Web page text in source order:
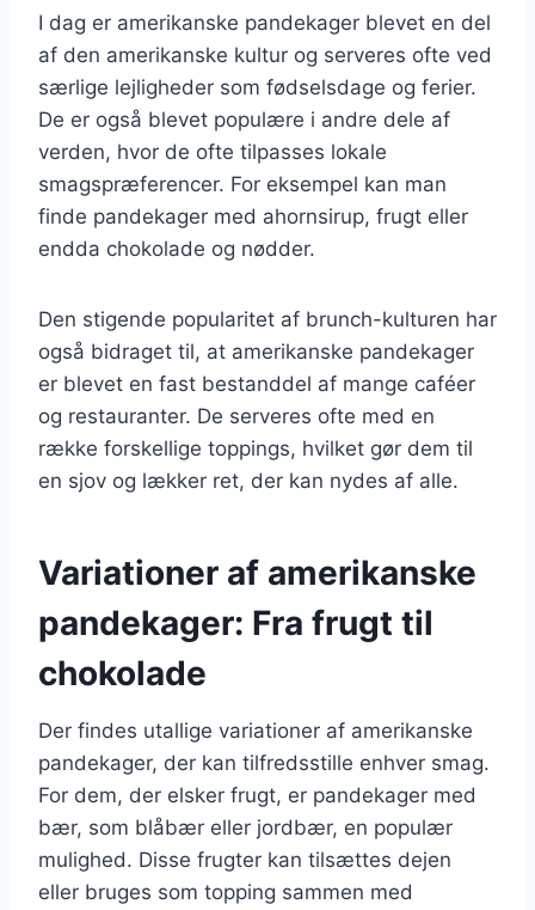
I dag er amerikanske pandekager blevet en del
af den amerikanske kultur og serveres ofte ved
særlige lejligheder som fødselsdage og ferier.
De er også blevet populære i andre dele af
verden, hvor de ofte tilpasses lokale
smagspræferencer. For eksempel kan man
finde pandekager med ahornsirup, frugt eller
endda chokolade og nødder.
Den stigende popularitet af brunch-kulturen har
også bidraget til, at amerikanske pandekager
er blevet en fast bestanddel af mange caféer
og restauranter. De serveres ofte med en
række forskellige toppings, hvilket gør dem til
en sjov og lækker ret, der kan nydes af alle.
Variationer af amerikanske
pandekager: Fra frugt til
chokolade
Der findes utallige variationer af amerikanske
pandekager, der kan tilfredsstille enhver smag.
For dem, der elsker frugt, er pandekager med
bær, som blåbær eller jordbær, en populær
mulighed. Disse frugter kan tilsættes dejen
eller bruges som topping sammen med